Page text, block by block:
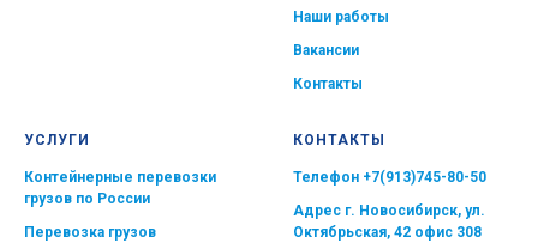
Наши работы
Вакансии
Контакты
УСЛУГИ
Контейнерные перевозки
грузов по России
Перевозка грузов
КОНТАКТЫ
Телефон +7(913)745-80-50
Адрес г. Новосибирск, ул.
Октябрьская, 42 офис 308